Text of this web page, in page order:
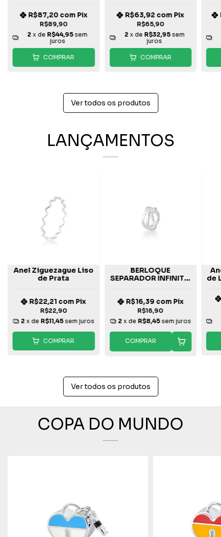
R$89,90
R$87,20 com Pix
2 x de R$44,95 sem
juros
COMPRAR
R$65,90
R$63,92 com Pix
2 x de R$32,95 sem
juros
COMPRAR
Ver todos os produtos
LANÇAMENTOS
Anel Ziguezague Liso
de Prata
R$22,90
R$22,21 com Pix
2 x de R$11,45 sem juros
COMPRAR
BERLOQUE
SEPARADOR INFINITO
R$16,90
R$16,39 com Pix
2 x de R$8,45 sem juros
COMPRAR
de
Ver todos os produtos
COPA DO MUNDO